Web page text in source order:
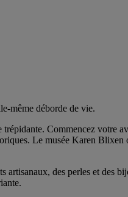
même déborde de vie.
Commencez votre
Le musée Karen
des perles et des